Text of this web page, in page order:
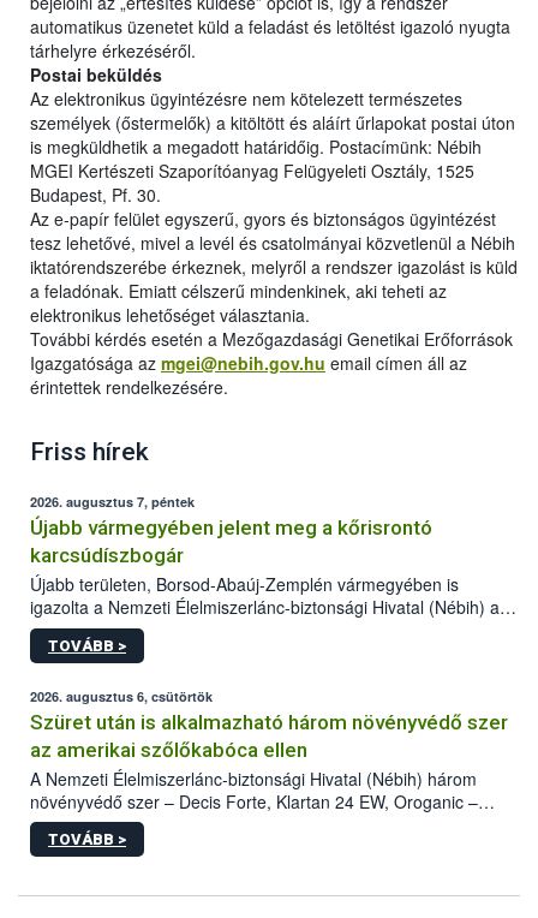
automatikus üzenetet küld a feladást és letöltést igazoló nyugta
tárhelyre érkezéséről.
Postai beküldés
Az elektronikus ügyintézésre nem kötelezett természetes
személyek (őstermelők) a kitöltött és aláírt űrlapokat postai úton
is megküldhetik a megadott határidőig. Postacímünk: Nébih
MGEI Kertészeti Szaporítóanyag Felügyeleti Osztály, 1525
Budapest, Pf. 30.
Az e-papír felület egyszerű, gyors és biztonságos ügyintézést
tesz lehetővé, mivel a levél és csatolmányai közvetlenül a Nébih
iktatórendszerébe érkeznek, melyről a rendszer igazolást is küld
a feladónak. Emiatt célszerű mindenkinek, aki teheti az
elektronikus lehetőséget választania.
További kérdés esetén a Mezőgazdasági Genetikai Erőforrások
Igazgatósága az mgei@nebih.gov.hu email címen áll az
érintettek rendelkezésére.
Friss hírek
2026. augusztus 7, péntek
Újabb vármegyében jelent meg a kőrisrontó
karcsúdíszbogár
Újabb területen, Borsod-Abaúj-Zemplén vármegyében is
igazolta a Nemzeti Élelmiszerlánc-biztonsági Hivatal (Nébih) a
kőrisrontó karcsúdíszbogár (Agrilus planipennis) jelenlétét. A
kártevőt nem csak színcsapdában találták meg, de már fertőzött
az intenzív felderítést, emellett az intézkedéseket a szlovák
hatósággal is összehangolják a terjedés megállítása érdekében.
TOVÁBB >
2026. augusztus 6, csütörtök
Szüret után is alkalmazható három növényvédő szer
az amerikai szőlőkabóca ellen
A Nemzeti Élelmiszerlánc-biztonsági Hivatal (Nébih) három
növényvédő szer – Decis Forte, Klartan 24 EW, Oroganic –
engedélyokiratát módosította, így azok a szüretet követően,
egészen a vesszőérettség (BBCH 91) stádiumáig
érésű szőlőkben is legyen lehetőség a károsító elleni további
TOVÁBB >